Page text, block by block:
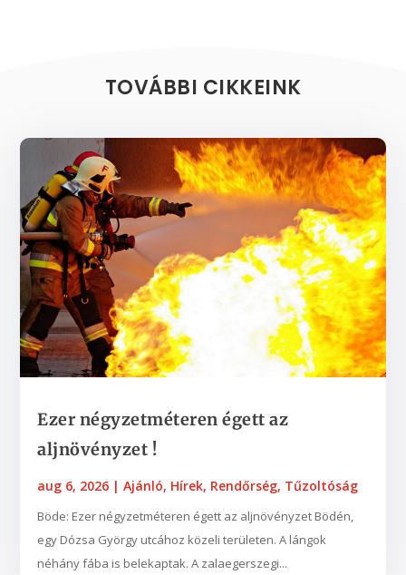
TOVÁBBI CIKKEINK
Ezer négyzetméteren égett az
aljnövényzet !
aug 6, 2026 |Ajánló, Hírek, Rendőrség, Tűzoltóság
Böde: Ezer négyzetméteren égett az aljnövényzet Bödén,
egy Dózsa György utcához közeli területen. A lángok
néhány fába is belekaptak. A zalaegerszegi...